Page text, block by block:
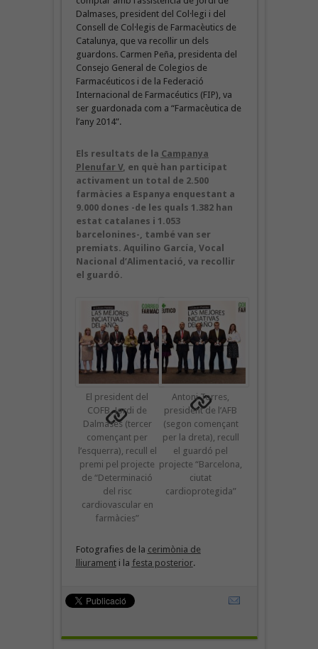
Dalmases, president del Col·legi i del
Consell de Col·legis de Farmacèutics de
Catalunya, que va recollir un dels
guardons. Carmen Peña, presidenta del
Consejo General de Colegios de
Farmacéuticos i de la Federació
Internacional de Farmacéutics (FIP), va
ser guardonada com a “Farmacèutica de
l’any 2014”.
Els resultats de la Campanya
Plenufar V, en què han participat
activament un total de 2.500
farmàcies a Espanya enquestant a
9.000 dones -de les quals 1.382 han
estat catalanes i 1.053
barcelonines-, també van ser
premiats. Aquilino García, Vocal
Nacional d’Alimentació, va recollir
el guardó.
El president del
COFB, Jordi de
Dalmases (tercer
començant per
l’esquerra), recull el
premi pel projecte
de “Determinació
del risc
cardiovascular en
farmàcies”
Antoni Torres,
president de l’AFB
(segon començant
per la dreta), recull
el guardó pel
projecte “Barcelona,
ciutat
cardioprotegida”
Fotografies de la cerimònia de
lliuramenti la festa posterior.